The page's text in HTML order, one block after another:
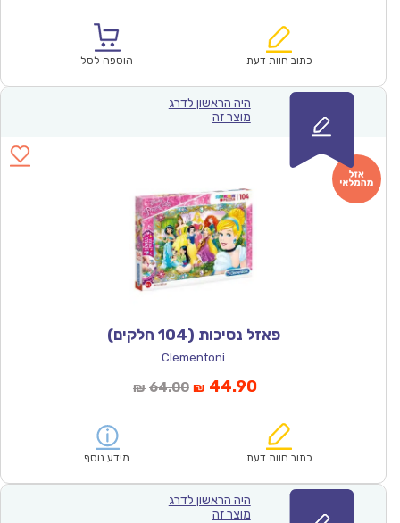
₪86.00.
הוא:
כתוב חוות דעת הוספה לסל
היה הראשון לדרג
מוצר זה
פאזל נסיכות (104 חלקים)
Clementoni
₪ 64.00המחיר
₪64.00.
₪ 44.90המחיר
הוא:
כתוב חוות דעת מידע נוסף
היה הראשון לדרג
מוצר זה